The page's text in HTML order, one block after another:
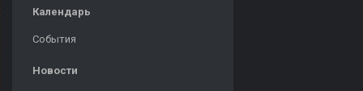
Календарь
События
Новости